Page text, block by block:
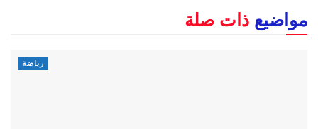
مواضيع ذات صلة
رياضة